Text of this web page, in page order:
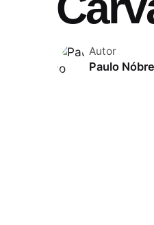
Autor
Paulo